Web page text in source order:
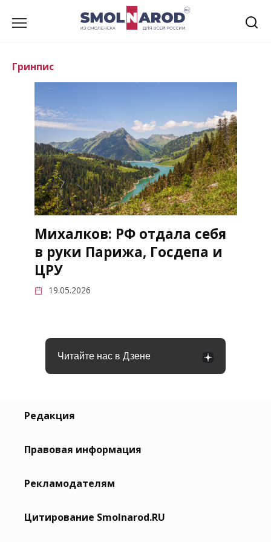
Гринпис
Михалков: РФ отдала себя
в руки Парижа, Госдепа и
ЦРУ
19.05.2026
Читайте нас в Дзене
Редакция
Правовая информация
Рекламодателям
Цитирование Smolnarod.RU